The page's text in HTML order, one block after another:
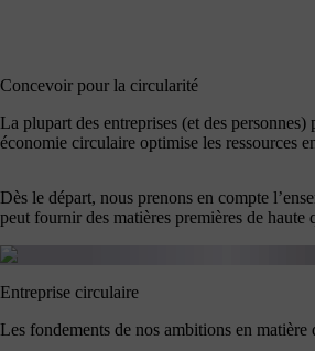
Concevoir pour la circularité
La plupart des entreprises (et des
économie circulaire optimise les ressources
Dès le départ, nous prenons en compte
peut fournir des matières premières de haute
Entreprise circulaire
Les fondements de nos ambitions en